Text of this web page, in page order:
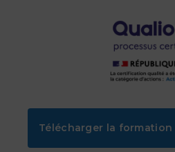
Télécharger la formation